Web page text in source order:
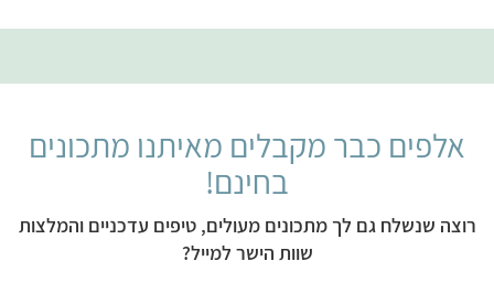
אלפים כבר מקבלים מאיתנו מתכונים
בחינם!
רוצה שנשלח גם לך מתכונים מעולים, טיפים עדכניים והמלצות
שוות הישר למייל?